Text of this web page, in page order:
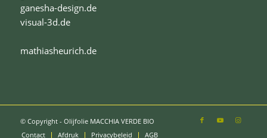
ganesha-design.de
visual-3d.de
mathiasheurich.de
© Copyright - Olijfolie MACCHIA VERDE BIO
Contact
Afdruk Privacybeleid AGB